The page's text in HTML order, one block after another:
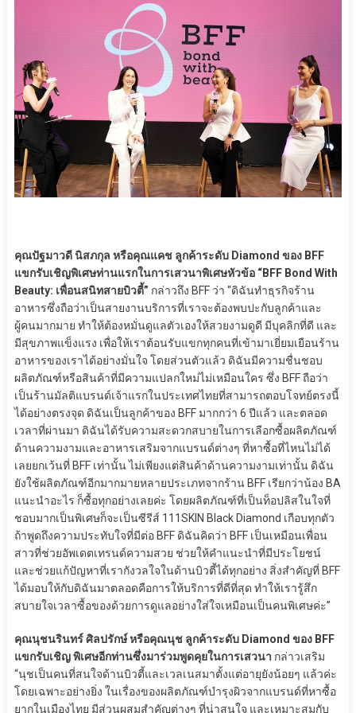
คุณปัฐมาวดี นิสภกุล หรือคุณแคช ลูกค้าระดับ Diamond ของ BFF
แขกรับเชิญพิเศษท่านแรกในการเสวนาพิเศษหัวข้อ “BFF Bond With
Beauty: เพื่อนสนิทสายบิวตี้” กล่าวถึง BFF ว่า “ดิฉันทำธุรกิจร้าน
อาหารซึ่งถือว่าเป็นสายงานบริการที่เราจะต้องพบปะกับลูกค้าและ
ผู้คนมากมาย ทำให้ต้องหมั่นดูแลตัวเองให้สวยงามดูดี มีบุคลิกที่ดี และ
มีสุขภาพแข็งแรง เพื่อให้เราต้อนรับแขกทุกคนที่เข้ามาเยี่ยมเยือนร้าน
อาหารของเราได้อย่างมั่นใจ โดยส่วนตัวแล้ว ดิฉันมีความชื่นชอบ
ผลิตภัณฑ์หรือสินค้าที่มีความแปลกใหม่ไม่เหมือนใคร ซึ่ง BFF ถือว่า
เป็นร้านมัลติแบรนด์เจ้าแรกในประเทศไทยที่สามารถตอบโจทย์ตรงนี้
ได้อย่างตรงจุด ดิฉันเป็นลูกค้าของ BFF มากกว่า 6 ปีแล้ว และตลอด
เวลาที่ผ่านมา ดิฉันได้รับความสะดวกสบายในการเลือกซื้อผลิตภัณฑ์
ด้านความงามและอาหารเสริมจากแบรนด์ต่างๆ ที่หาซื้อที่ไหนไม่ได้
เลยยกเว้นที่ BFF เท่านั้น ไม่เพียงแต่สินค้าด้านความงามเท่านั้น ดิฉัน
ยังใช้ผลิตภัณฑ์อีกมากมายหลายประเภทจากร้าน BFF เรียกว่าน้อง BA
แนะนำอะไร ก็ซื้อทุกอย่างเลยค่ะ โดยผลิตภัณฑ์ที่เป็นท็อปลิสในใจที่
ชอบมากเป็นพิเศษก็จะเป็นซีรีส์ 111SKIN Black Diamond เกือบทุกตัว
ถ้าพูดถึงความประทับใจที่มีต่อ BFF ดิฉันคิดว่า BFF เป็นเหมือนเพื่อน
สาวที่ช่วยอัพเดตเทรนด์ความสวย ช่วยให้คำแนะนำที่มีประโยชน์
และช่วยแก้ปัญหาที่เรากังวลใจในด้านบิวตี้ได้ทุกอย่าง สิ่งสำคัญที่ BFF
ได้มอบให้กับดิฉันมาตลอดคือการให้บริการที่ดีที่สุด ทำให้เรารู้สึก
สบายใจเวลาซื้อของด้วยการดูแลอย่างใส่ใจเหมือนเป็นคนพิเศษค่ะ”
คุณนุชนรินทร์ ศิลปรักษ์ หรือคุณนุช ลูกค้าระดับ Diamond ของ BFF
แขกรับเชิญ พิเศษอีกท่านซึ่งมาร่วมพูดคุยในการเสวนา กล่าวเสริม
“นุชเป็นคนที่สนใจด้านบิวตี้และเวลเนสมาตั้งแต่อายุยังน้อยๆ แล้วค่ะ
โดยเฉพาะอย่างยิ่ง ในเรื่องของผลิตภัณฑ์บำรุงผิวจากแบรนด์ที่หาซื้อ
ยากในเมืองไทย มีส่วนผสมสำคัญต่างๆ ที่น่าสนใจ และเหมาะสมกับ